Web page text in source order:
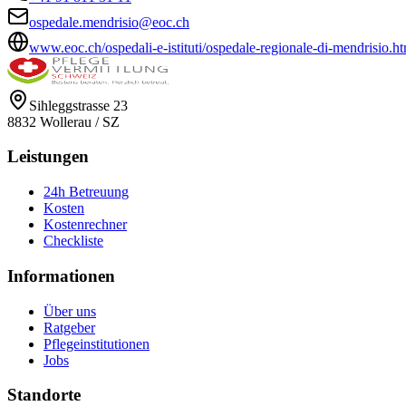
ospedale.mendrisio@eoc.ch
www.eoc.ch/ospedali-e-istituti/ospedale-regionale-di-
Sihleggstrasse 23
8832 Wollerau / SZ
Leistungen
24h Betreuung
Kosten
Kostenrechner
Checkliste
Informationen
Über uns
Ratgeber
Pflegeinstitutionen
Jobs
Standorte